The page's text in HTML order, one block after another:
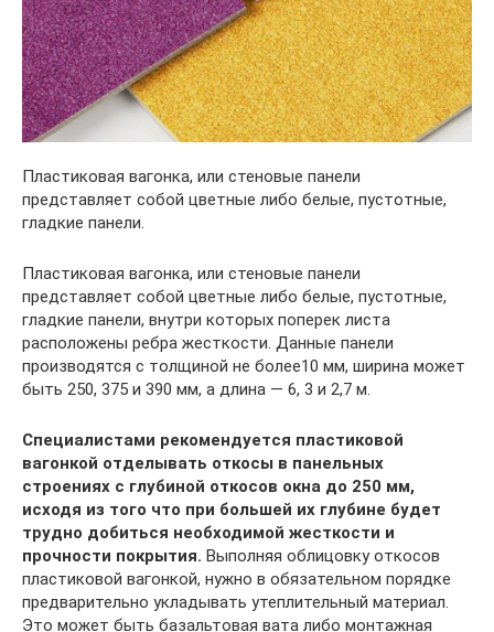
Пластиковая вагонка, или стеновые панели
представляет собой цветные либо белые, пустотные,
гладкие панели.
Пластиковая вагонка, или стеновые панели
представляет собой цветные либо белые, пустотные,
гладкие панели, внутри которых поперек листа
расположены ребра жесткости. Данные панели
производятся с толщиной не более10 мм, ширина может
быть 250, 375 и 390 мм, а длина — 6, 3 и 2,7 м.
Специалистами рекомендуется пластиковой
вагонкой отделывать откосы в панельных
строениях с глубиной откосов окна до 250 мм,
исходя из того что при большей их глубине будет
трудно добиться необходимой жесткости и
прочности покрытия. Выполняя облицовку откосов
пластиковой вагонкой, нужно в обязательном порядке
предварительно укладывать утеплительный материал.
Это может быть базальтовая вата либо монтажная